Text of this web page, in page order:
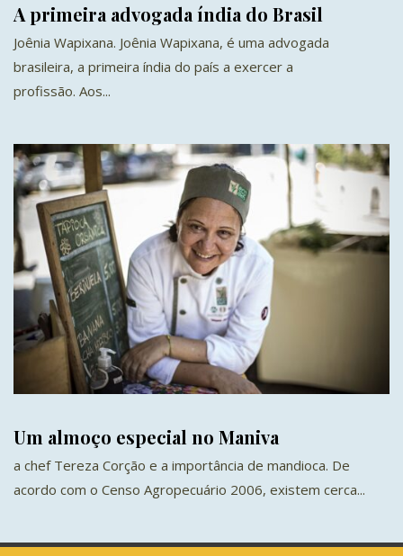
A primeira advogada índia do Brasil
Joênia Wapixana. Joênia Wapixana, é uma advogada
brasileira, a primeira índia do país a exercer a
profissão. Aos...
Um almoço especial no Maniva
a chef Tereza Corção e a importância de mandioca. De
acordo com o Censo Agropecuário 2006, existem cerca...